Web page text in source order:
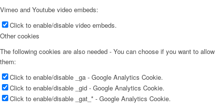
Vimeo and Youtube video embeds:
Click to enable/disable video embeds.
Other cookies
The following cookies are also needed - You can choose if you want to allow
them:
Click to enable/disable _ga - Google Analytics Cookie.
Click to enable/disable _gid - Google Analytics Cookie.
Click to enable/disable _gat_* - Google Analytics Cookie.